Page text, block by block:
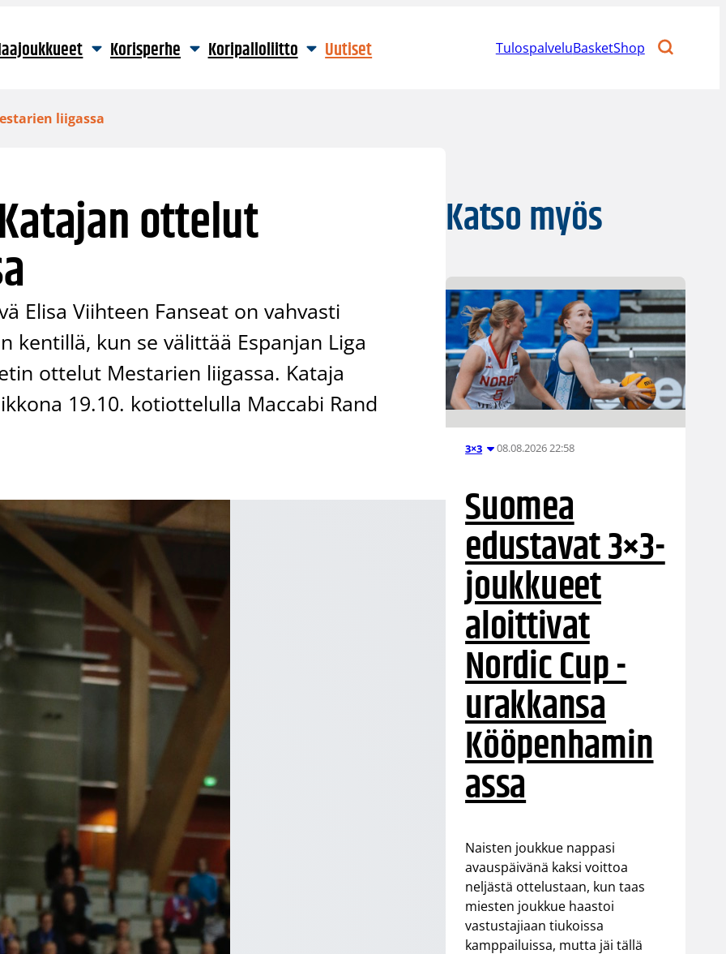
Korisperhe Koripalloliitto Uutiset TulospalveluBasketShop
liigassa
ottelut
Elisa Viihteen Fanseat on vahvasti
kentillä, kun se välittää Espanjan Liga
ottelut Mestarien liigassa. Kataja
19.10. kotiottelulla Maccabi Rand
Katso myös
3×3 08.08.2026 22:58
Suomea
edustavat 3×3-
joukkueet
aloittivat
Nordic Cup -
urakkansa
Kööpenhamin
assa
Naisten joukkue nappasi
avauspäivänä kaksi voittoa
neljästä ottelustaan, kun taas
miesten joukkue haastoi
vastustajiaan tiukoissa
kamppailuissa, mutta jäi tällä